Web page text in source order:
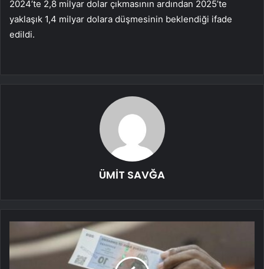
2024’te 2,8 milyar dolar çıkmasının ardından 2025’te
yaklaşık 1,4 milyar dolara düşmesinin beklendiği ifade
edildi.
ÜMİT SAVĞA